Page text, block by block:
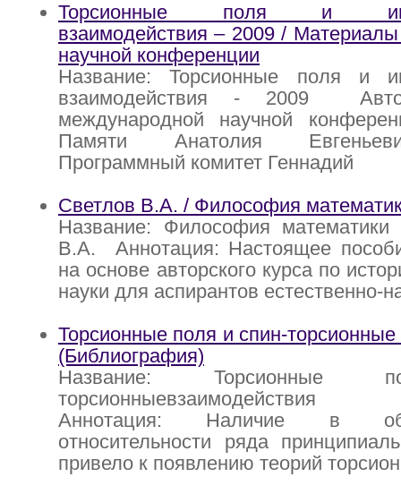
Торсионные поля и
взаимодействия – 2009 /
научной конференции
Название: Торсионные поля и
взаимодействия - 2009
международной научной
Памяти Анатолия
Программный комитет Геннадий
Светлов В.А. / Философия
Название: Философия математики
В.А. Аннотация: Настоящее
на основе авторского курса по
науки для аспирантов естественно-
Торсионные поля и спин-
(Библиография)
Название: Торсионные
торсионныевзаимодействия
Аннотация: Наличие в
относительности ряда
привело к появлению теорий